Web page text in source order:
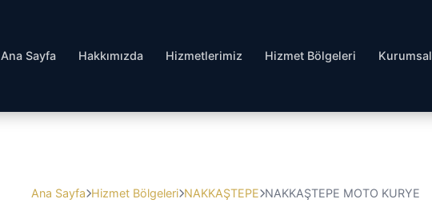
Ana Sayfa Hakkımızda Hizmetlerimiz Hizmet Bölgeleri Kurumsal
Ana Sayfa Hizmet Bölgeleri NAKKAŞTEPE NAKKAŞTEPE MOTO KURYE